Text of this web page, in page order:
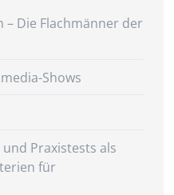
– Die Flachmänner der
Shows
Praxistests als
für